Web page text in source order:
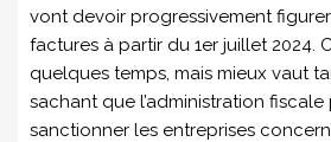
vont devoir progressivement
factures à partir du 1er juillet 2024.
quelques temps, mais mieux vaut
sachant que l’administration
sanctionner les entreprises